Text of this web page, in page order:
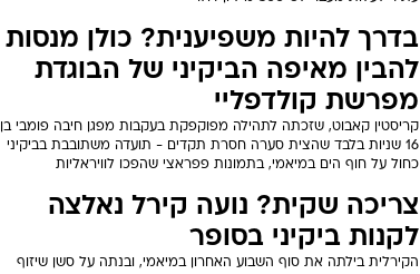
בדרך להיות משפיענית? כולן מנסות
להבין מאיפה הביקיני של הבוגדת
מפרשת קולדפליי
קריסטין קאבוט, שזכתה לתהילה מפוקפקת בעקבות מפגן חיבה פומבי בן
16 שניות בלבד שהצית סערה חסרת תקדים - תועדה משתובבת בביקיני
כחול על חוף הים במיאמי, בתמונות פפראצי שהפכו לוויראליות
צריכה שקית? נועה קירל נאלצה
לקנות ביקיני בסופר
הקירלית בילתה את סוף השבוע האחרון במיאמי, ובנתה על סשן שיזוף